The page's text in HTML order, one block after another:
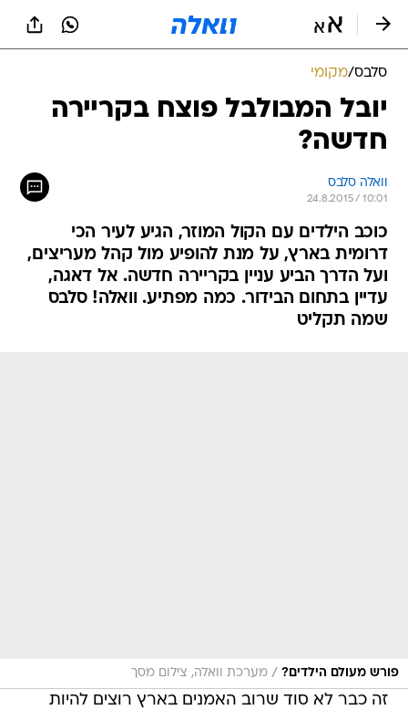
סלבס/מקומי
יובל המבולבל פוצח בקריירה
חדשה?
וואלה סלבס
24.8.2015 / 10:01
כוכב הילדים עם הקול המוזר, הגיע לעיר הכי
דרומית בארץ, על מנת להופיע מול קהל מעריצים,
ועל הדרך הביע עניין בקריירה חדשה. אל דאגה,
עדיין בתחום הבידור. כמה מפתיע. וואלה! סלבס
שמה תקליט
פורש מעולם הילדים? / מערכת וואלה, צילום מסך
זה כבר לא סוד שרוב האמנים בארץ רוצים להיות